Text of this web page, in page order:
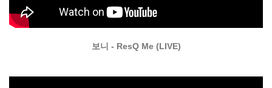
보니 - ResQ Me (LIVE)